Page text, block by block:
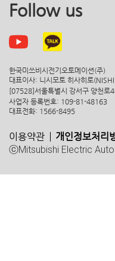
Follow us
한국미쓰비시전기오토메이션(주)
대표이사: 니시모토 히사히로
[07528]서울특별시 강서구 양천
사업자 등록번호: 109-81-48163
대표전화: 1566-8495
이용약관 개인정보처리
ⓒMitsubishi Electric